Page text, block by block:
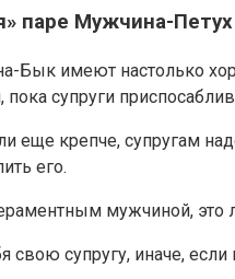
паре Мужчина-
Бык имеют настолько
супруги
еще крепче, супругам
его.
мужчиной, это
свою супругу, иначе,